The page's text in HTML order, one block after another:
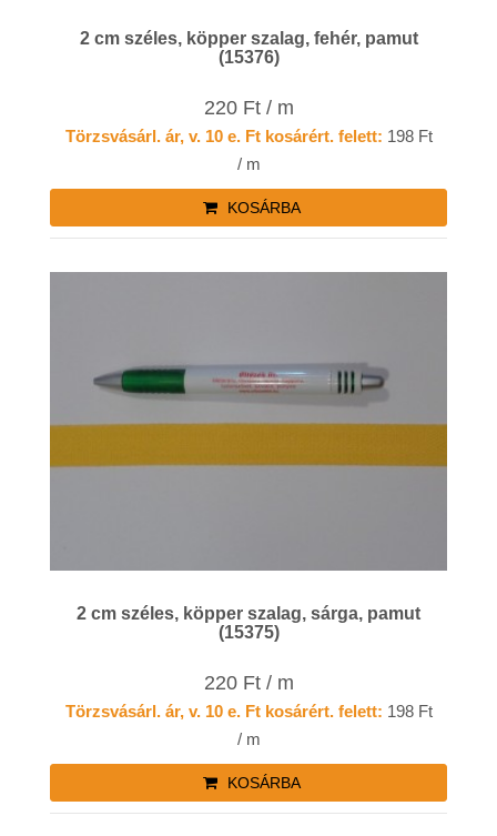
2 cm széles, köpper szalag, fehér, pamut
(15376)
220 Ft / m
Törzsvásárl. ár, v. 10 e. Ft kosárért. felett: 198 Ft
/ m
KOSÁRBA
2 cm széles, köpper szalag, sárga, pamut
(15375)
220 Ft / m
Törzsvásárl. ár, v. 10 e. Ft kosárért. felett: 198 Ft
/ m
KOSÁRBA